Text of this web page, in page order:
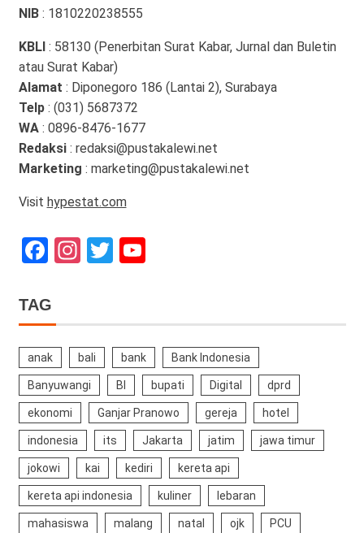
NIB : 1810220238555
KBLI : 58130 (Penerbitan Surat Kabar, Jurnal dan Buletin
atau Surat Kabar)
Alamat : Diponegoro 186 (Lantai 2), Surabaya
Telp: (031) 5687372
WA: 0896-8476-1677
Redaksi: redaksi@pustakalewi.net
Marketing : marketing@pustakalewi.net
Visit hypestat.com
Facebook
Instagram
TwitterYouTube
TAG
anak bali bank Bank Indonesia
Banyuwangi BI bupati Digital dprd
ekonomi Ganjar Pranowo gereja hotel
indonesia its Jakarta jatim jawa timur
jokowi kai kediri kereta api
kereta api indonesia kuliner lebaran
mahasiswa malang natal ojk PCU